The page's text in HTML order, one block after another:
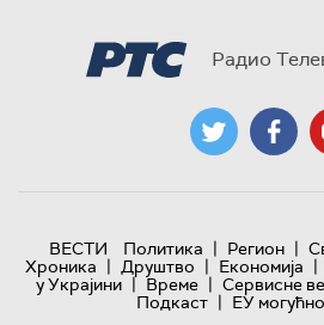
Радио
ВЕСТИ Политика | Регион |
Хроника | Друштво | Економија |
у Украјини | Време | Сервисне
Подкаст | ЕУ